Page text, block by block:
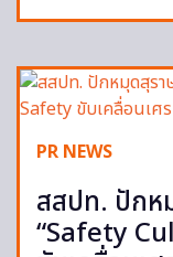
PR NEWS
สสปท. ปักห
“Safety